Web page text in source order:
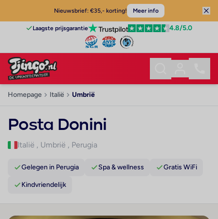
Nieuwsbrief: €35,- korting! Meer info
Laagste prijsgarantie 4.8/5.0
Homepage Italië Umbrië
Posta Donini
Italië , Umbrië , Perugia
Gelegen in Perugia Spa & wellness Gratis WiFi
Kindvriendelijk